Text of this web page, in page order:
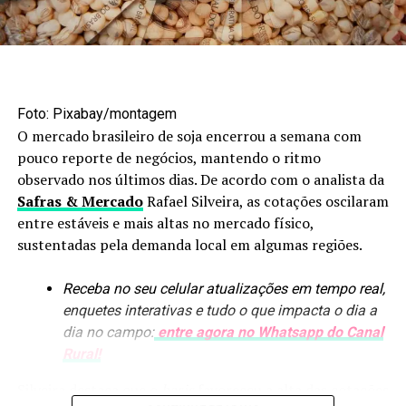
processamento
Os biocombustíveis estão entre os segmentos que mais
avançaram nesse processo. Em nove anos, a produção de
etanol passou de 1,6 bilhão para uma previsão de
bilhões de litros
. A arrecadação de ICMS do setor
também aumentou, de R$ 300 milhões para mais de R$ 4
bilhões.
O crescimento das usinas trouxe novos produtos para
dentro da cadeia, como óleo de milho e DDG, utilizado
Foto: Pixabay/montagem
O mercado brasileiro de soja encerrou a semana com
pouco reporte de negócios, mantendo o ritmo
observado nos últimos dias. De acordo com o analista da
Safras & MercadoRafael Silveira, as cotações oscilaram
entre estáveis e mais altas no mercado físico,
sustentadas pela demanda local em algumas regiões.
Receba no seu celular atualizações em tempo real,
enquetes interativas e tudo o que impacta o dia a
dia no campo: entre agora no Whatsapp do Canal
Rural!